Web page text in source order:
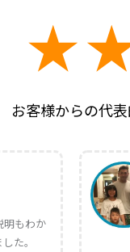
お客様からの代
明もわか
た。